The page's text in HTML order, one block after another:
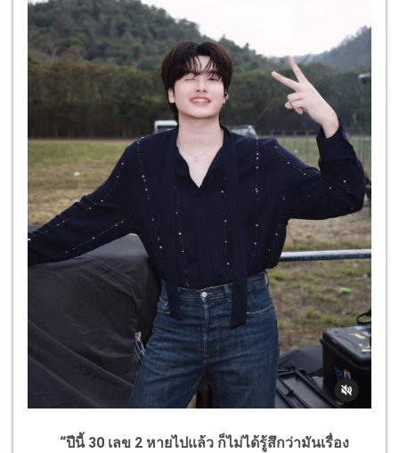
“ปีนี้ 30 เลข 2 หายไปแล้ว ก็ไม่ได้รู้สึกว่ามันเรื่อง